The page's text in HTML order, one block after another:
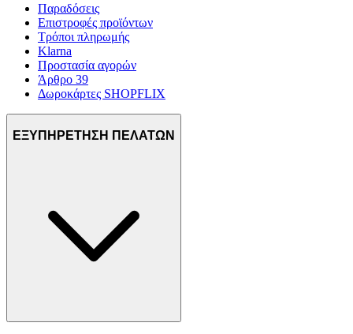
Παραδόσεις
Επιστροφές προϊόντων
Τρόποι πληρωμής
Klarna
Προστασία αγορών
Άρθρο 39
Δωροκάρτες SHOPFLIX
ΕΞΥΠΗΡΕΤΗΣΗ ΠΕΛΑΤΩΝ